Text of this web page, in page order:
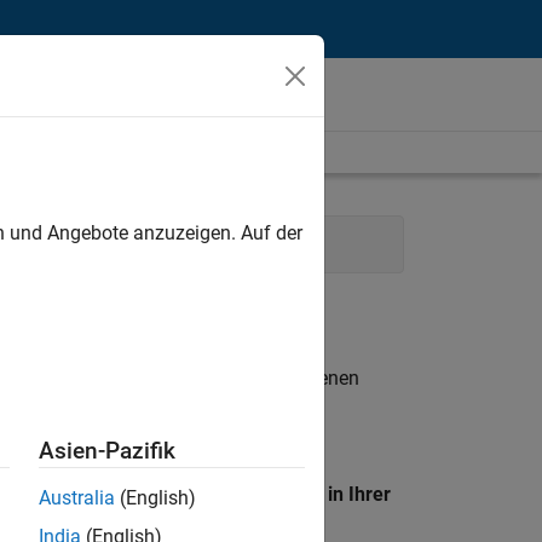
Resources Legal
. Wenn Sie noch immer keine offenen
unseres
Standort, um alle Stellenangebote in Ihrer
Angebote anzuzeigen. Auf der
Asien-Pazifik
Australia (English)
India (English)